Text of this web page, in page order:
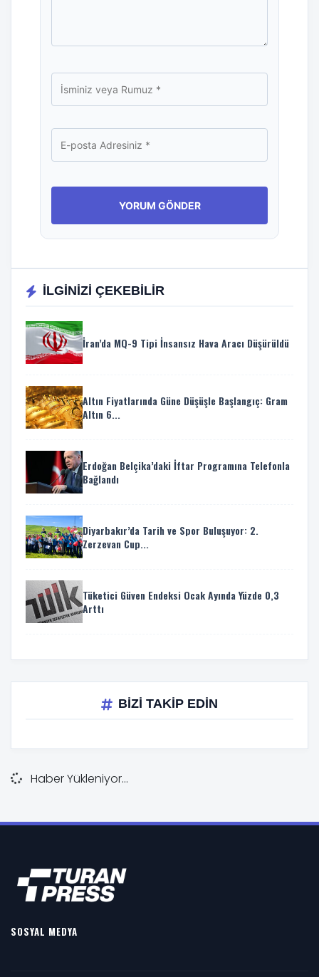
İLGİNİZİ ÇEKEBİLİR
İran’da MQ-9 Tipi İnsansız Hava Aracı Düşürüldü
Altın Fiyatlarında Güne Düşüşle Başlangıç: Gram
Altın 6...
Erdoğan Belçika’daki İftar Programına Telefonla
Bağlandı
Diyarbakır’da Tarih ve Spor Buluşuyor: 2.
Zerzevan Cup...
Tüketici Güven Endeksi Ocak Ayında Yüzde 0,3
Arttı
BİZİ TAKİP EDİN
Haber Yükleniyor...
SOSYAL MEDYA